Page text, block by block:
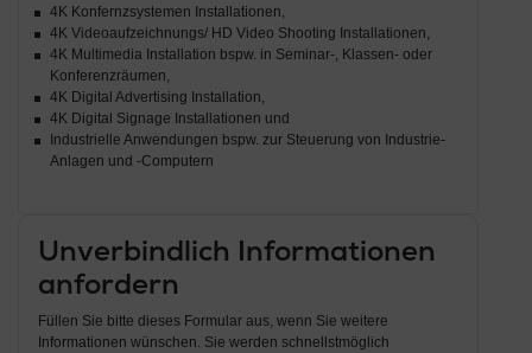
4K Konfernzsystemen Installationen,
4K Videoaufzeichnungs/ HD Video Shooting Installationen,
4K Multimedia Installation bspw. in Seminar-, Klassen- oder
Konferenzräumen,
4K Digital Advertising Installation,
4K Digital Signage Installationen und
Industrielle Anwendungen bspw. zur Steuerung von Industrie-
Anlagen und -Computern
Unverbindlich Informationen
anfordern
Füllen Sie bitte dieses Formular aus, wenn Sie weitere
Informationen wünschen. Sie werden schnellstmöglich